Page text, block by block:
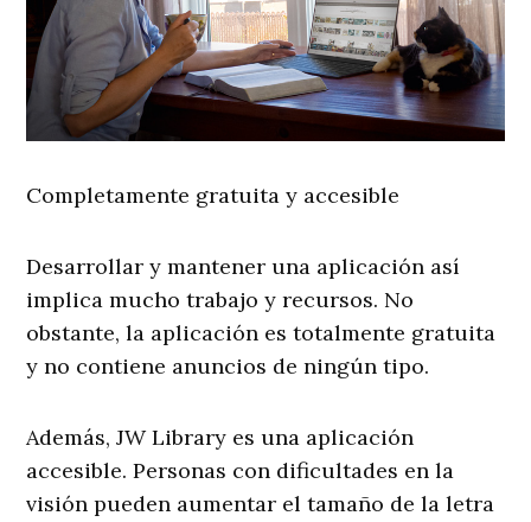
Completamente gratuita y accesible
Desarrollar y mantener una aplicación así
implica mucho trabajo y recursos. No
obstante, la aplicación es totalmente gratuita
y no contiene anuncios de ningún tipo.
Además, JW Library es una aplicación
accesible. Personas con dificultades en la
visión pueden aumentar el tamaño de la letra